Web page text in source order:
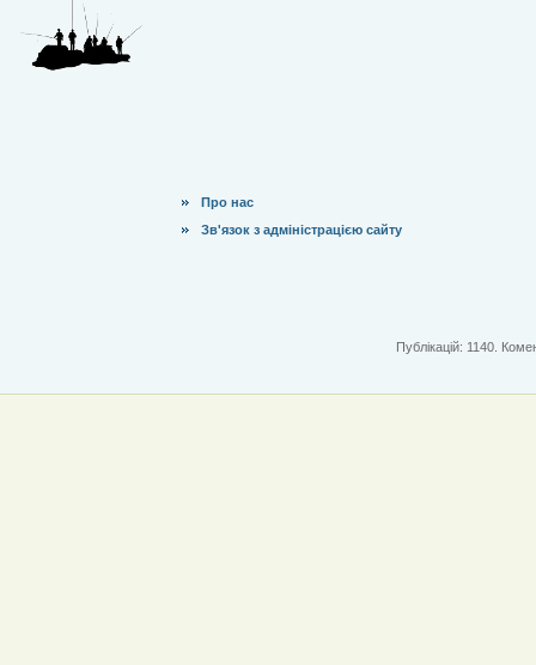
Про нас
Зв'язок з адміністрацією сайту
Публікацій: 1140.